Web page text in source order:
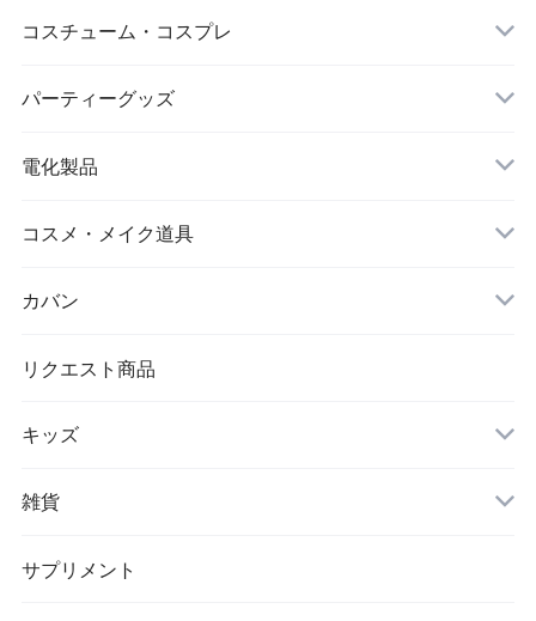
靴下・ソックス
シワ取りテープ
コスチューム・コスプレ
クリスマス
パーティーグッズ
電化製品
ドローン
コスメ・メイク道具
メイクブラシ
シワ取りテープ
カバン
トートバッグ
リュック
クラッチバッグ
リクエスト商品
キッズ
アウター(女の子)
ボディケア・スキンケア
雑貨
サプリメント